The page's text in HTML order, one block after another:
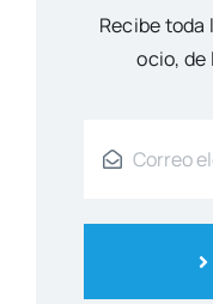
Reci­be
ocio, de